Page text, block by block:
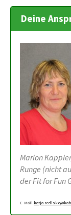
Deine
Marion
Runge (nicht
der Fit for Fun
E-Mail